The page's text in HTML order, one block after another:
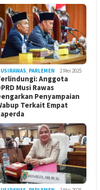
, PARLEMEN 2 Mei 2025
Anggota
Musi Rawas
Penyampaian
Terkait Empat